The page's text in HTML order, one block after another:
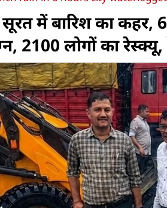
में बारिश का कहर,
2100 लोगों का रेस्क्यू,